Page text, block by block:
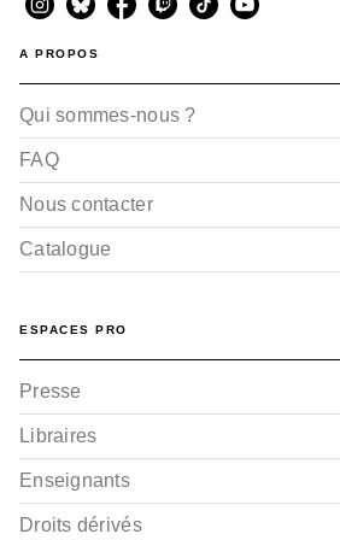
A PROPOS
Qui sommes-nous ?
FAQ
Nous contacter
Catalogue
ESPACES PRO
Presse
Libraires
Enseignants
Droits dérivés